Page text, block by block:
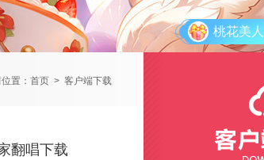
桃花美人
置： 首页 > 客户端下载
翻唱下载